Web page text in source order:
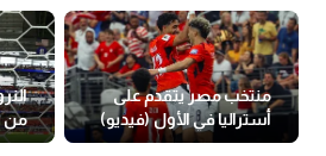
منتخب مصر يتقدم على
أستراليا في الأول (فيديو)
من